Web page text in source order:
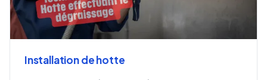
Installation de hotte